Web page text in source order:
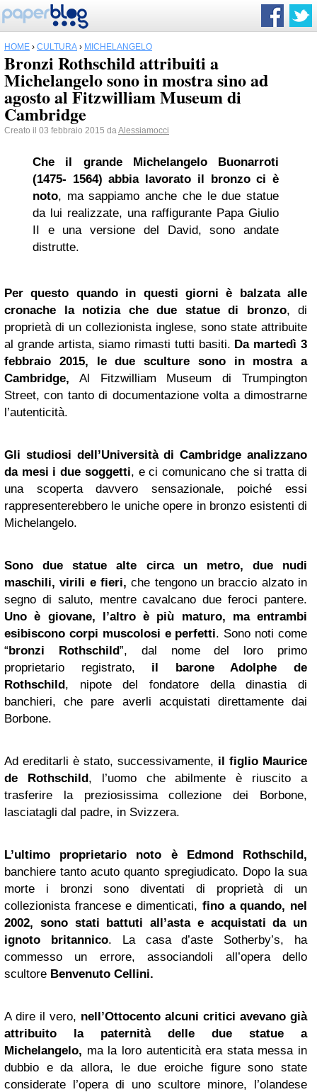
HOME › CULTURA › MICHELANGELO
Bronzi Rothschild attribuiti a
Michelangelo sono in mostra sino ad
agosto al Fitzwilliam Museum di
Cambridge
Creato il 03 febbraio 2015 daAlessiamocci
Che il grande Michelangelo Buonarroti
(1475- 1564) abbia lavorato il bronzo ci è
noto, ma sappiamo anche che le due statue
da lui realizzate, una raffigurante Papa Giulio
II e una versione del David, sono andate
distrutte.
Per questo quando in questi giorni è balzata alle
cronache la notizia che due statue di bronzo, di
proprietà di un collezionista inglese, sono state attribuite
al grande artista, siamo rimasti tutti basiti. Da martedì 3
febbraio 2015, le due sculture sono in mostra a
Cambridge, Al Fitzwilliam Museum di Trumpington
Street, con tanto di documentazione volta a dimostrarne
l’autenticità.
Gli studiosi dell’Università di Cambridge analizzano
da mesi i due soggetti, e ci comunicano che si tratta di
una scoperta davvero sensazionale, poiché essi
rappresenterebbero le uniche opere in bronzo esistenti di
Michelangelo.
Sono due statue alte circa un metro, due nudi
maschili, virili e fieri, che tengono un braccio alzato in
segno di saluto, mentre cavalcano due feroci pantere.
Uno è giovane, l’altro è più maturo, ma entrambi
esibiscono corpi muscolosi e perfetti. Sono noti come
“bronzi Rothschild”, dal nome del loro primo
proprietario registrato, il barone Adolphe de
Rothschild, nipote del fondatore della dinastia di
banchieri, che pare averli acquistati direttamente dai
Borbone.
Ad ereditarli è stato, successivamente, il figlio Maurice
de Rothschild, l’uomo che abilmente è riuscito a
trasferire la preziosissima collezione dei Borbone,
lasciatagli dal padre, in Svizzera.
L’ultimo proprietario noto è Edmond Rothschild,
banchiere tanto acuto quanto spregiudicato. Dopo la sua
morte i bronzi sono diventati di proprietà di un
collezionista francese e dimenticati, fino a quando, nel
2002, sono stati battuti all’asta e acquistati da un
ignoto britannico. La casa d’aste Sotherby’s, ha
commesso un errore, associandoli all’opera dello
scultore Benvenuto Cellini.
A dire il vero, nell’Ottocento alcuni critici avevano già
attribuito la paternità delle due statue a
Michelangelo, ma la loro autenticità era stata messa in
dubbio e da allora, le due eroiche figure sono state
considerate l’opera di uno scultore minore, l’olandese